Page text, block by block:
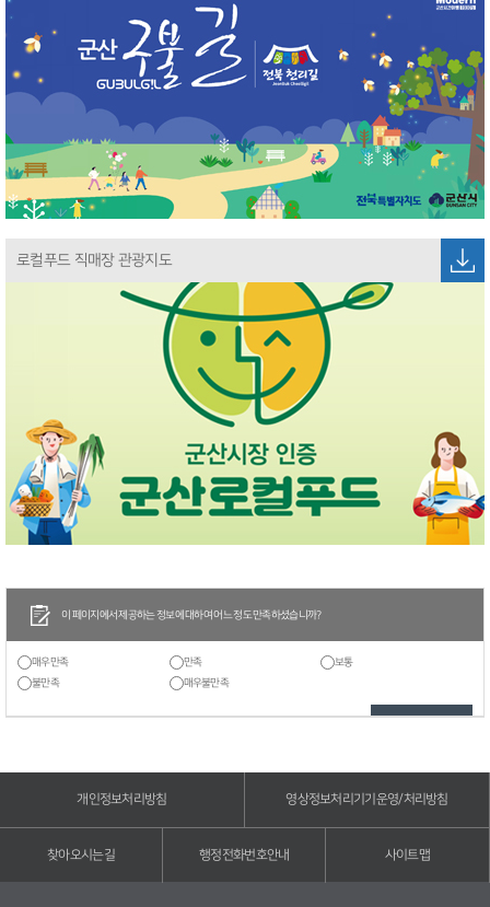
로컬푸드 직매장 관광지도
이 페이지에서 제공하는 정보에 대하여 어느 정도 만족하셨습니까?
매우만족 만족
보통
불만족
매우불만족
개인정보처리방침 영상정보처리기기운영/처리방침
찾아오시는길 행정전화번호안내 사이트맵